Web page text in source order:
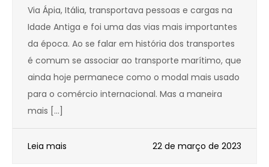
Via Ápia, Itália, transportava pessoas e cargas na
Idade Antiga e foi uma das vias mais importantes
da época. Ao se falar em história dos transportes
é comum se associar ao transporte marítimo, que
ainda hoje permanece como o modal mais usado
para o comércio internacional. Mas a maneira
mais […]
Leia mais 22 de março de 2023